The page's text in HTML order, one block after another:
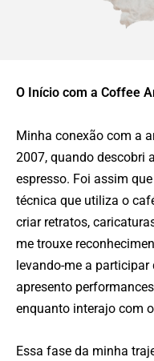
O Início com a Coffee
Minha conexão com a
2007, quando descobri
espresso. Foi assim
técnica que utiliza o
criar retratos,
me trouxe
levando-me a
apresento
enquanto interajo com
Essa fase da minha